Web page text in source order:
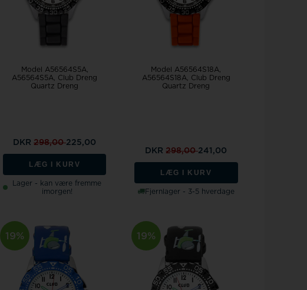
Model A56564S5A
A56564S5A, Club Dreng
Quartz Dreng
DKR298,00225,00
LÆG I KURV
Lager - kan være fremme
imorgen!
Model A56564S18A
A56564S18A, Club Dreng
Quartz Dreng
DKR298,00241,00
LÆG I KURV
Fjernlager - 3-5 hverdage
19% 19%